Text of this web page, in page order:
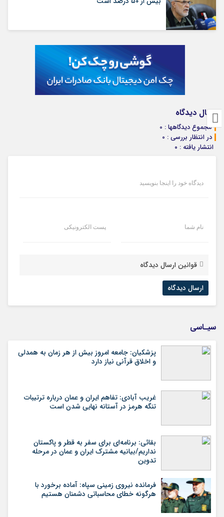
ارسال دیدگاه
مجموع دیدگاهها : 0
در انتظار بررسی : 0
انتشار یافته : ۰
دیدگاه خود را اینجا بنویسید
نام شما پست الکترونیکی
قوانین ارسال دیدگاه
سیـاسی
پزشکیان: جامعه امروز بیش از هر زمان به همدلی
و اخلاق قرآنی نیاز دارد
غریب آبادی: تفاهم ایران و عمان درباره ترتیبات
تنگه هرمز در آستانه نهایی شدن است
بقائی: برنامه‌ای برای سفر به قطر و پاکستان
نداریم/بیانیه مشترک ایران و عمان در مرحله
تدوین
فرمانده نیروی زمینی سپاه: آماده برخورد با
هرگونه خطای محاسباتی دشمنان هستیم